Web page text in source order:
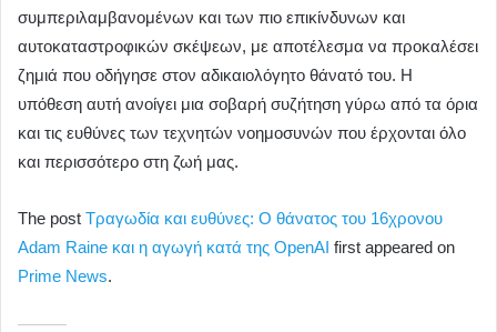
συμπεριλαμβανομένων και των πιο επικίνδυνων και
αυτοκαταστροφικών σκέψεων, με αποτέλεσμα να προκαλέσει
ζημιά που οδήγησε στον αδικαιολόγητο θάνατό του. Η
υπόθεση αυτή ανοίγει μια σοβαρή συζήτηση γύρω από τα όρια
και τις ευθύνες των τεχνητών νοημοσυνών που έρχονται όλο
και περισσότερο στη ζωή μας.
The post Τραγωδία και ευθύνες: Ο θάνατος του 16χρονου
Adam Raine και η αγωγή κατά της OpenAI first appeared on
Prime News.